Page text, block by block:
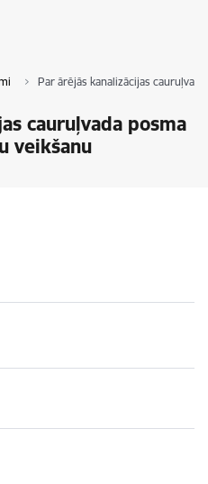
Par ārējās kanalizācijas
cauruļvada posma
veikšanu